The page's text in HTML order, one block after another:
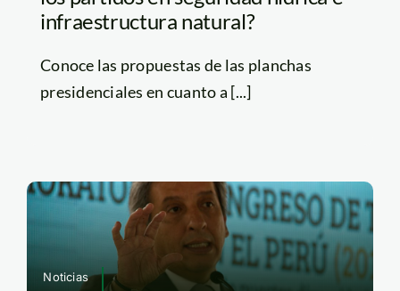
infraestructura natural?
Conoce las propuestas de las planchas
presidenciales en cuanto a [...]
Noticias